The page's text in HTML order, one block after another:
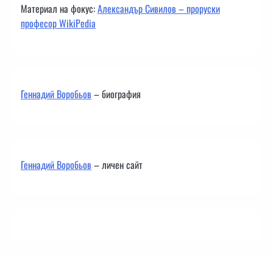
Материал на фокус:Александър Сивилов – проруски
професор WikiPedia
Геннадий Воробьов– биография
Геннадий Воробьов– личен сайт